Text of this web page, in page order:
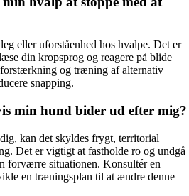
eller uforståenhed hos hvalpe. Det er
din kropsprog og reagere på blide
og træning af alternativ
snapping.
min hund bider ud efter mig?
kan det skyldes frygt, territorial
Det er vigtigt at fastholde ro og undgå
forværre situationen. Konsultér en
en træningsplan til at ændre denne